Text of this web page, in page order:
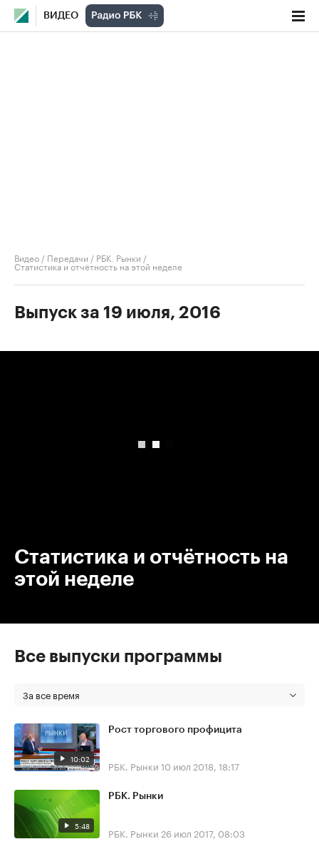
ВИДЕО
Видео / Передачи / РБК. Рынки /
Статистика и отчётность на этой неделе
Выпуск за 19 июля, 2016
Статистика и отчётность на
этой неделе
Все выпуски программы
За все время
10:02
Рост торгового профицита
РБК. Рынки 10 июл 2018, 18:17
5:48
РБК. Рынки
РБК. Рынки 26 июл 2017, 08:03